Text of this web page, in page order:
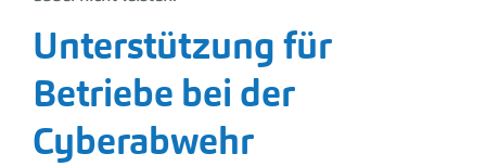
Unterstützung für
Betriebe bei der
Cyberabwehr